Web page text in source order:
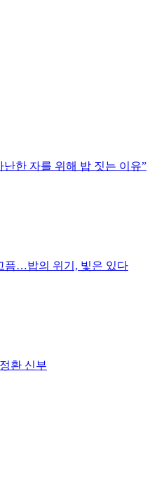
한 자를 위해 밥 짓는 이유”
픔…밥의 위기, 빛은 있다
환 신부